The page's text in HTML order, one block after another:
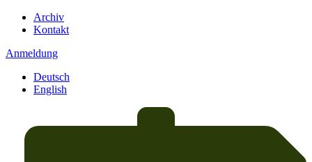
Archiv
Kontakt
Anmeldung
Deutsch
English